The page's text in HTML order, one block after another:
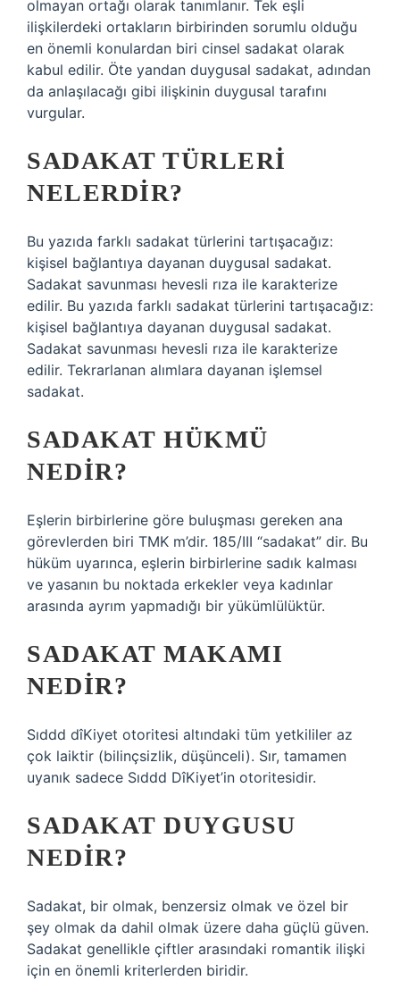
olmayan ortağı olarak tanımlanır. Tek eşli
ilişkilerdeki ortakların birbirinden sorumlu olduğu
en önemli konulardan biri cinsel sadakat olarak
kabul edilir. Öte yandan duygusal sadakat, adından
da anlaşılacağı gibi ilişkinin duygusal tarafını
vurgular.
SADAKAT TÜRLERI
NELERDIR?
Bu yazıda farklı sadakat türlerini tartışacağız:
kişisel bağlantıya dayanan duygusal sadakat.
Sadakat savunması hevesli rıza ile karakterize
edilir. Bu yazıda farklı sadakat türlerini tartışacağız:
kişisel bağlantıya dayanan duygusal sadakat.
Sadakat savunması hevesli rıza ile karakterize
edilir. Tekrarlanan alımlara dayanan işlemsel
sadakat.
SADAKAT HÜKMÜ
NEDIR?
Eşlerin birbirlerine göre buluşması gereken ana
görevlerden biri TMK m’dir. 185/III “sadakat” dir. Bu
hüküm uyarınca, eşlerin birbirlerine sadık kalması
ve yasanın bu noktada erkekler veya kadınlar
arasında ayrım yapmadığı bir yükümlülüktür.
SADAKAT MAKAMI
NEDIR?
Sıddd dîKiyet otoritesi altındaki tüm yetkililer az
çok laiktir (bilinçsizlik, düşünceli). Sır, tamamen
uyanık sadece Sıddd DîKiyet’in otoritesidir.
SADAKAT DUYGUSU
NEDIR?
Sadakat, bir olmak, benzersiz olmak ve özel bir
şey olmak da dahil olmak üzere daha güçlü güven.
Sadakat genellikle çiftler arasındaki romantik ilişki
için en önemli kriterlerden biridir.